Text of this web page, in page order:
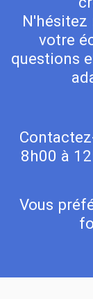
N'hésitez
votre
questions
8h00 à
Vous